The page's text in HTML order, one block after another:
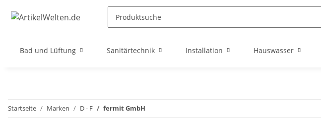
Bad und Lüftung Sanitärtechnik Installation Hauswasser
Startseite Marken D - F fermit GmbH